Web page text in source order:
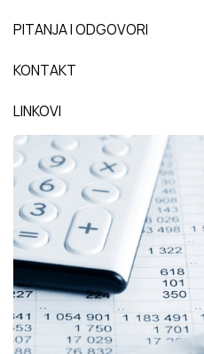
PITANJA I ODGOVORI
KONTAKT
LINKOVI